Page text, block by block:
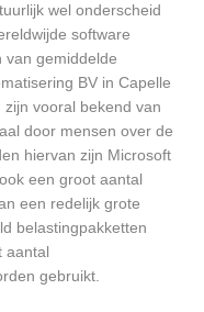
wel onderscheid
software
van gemiddelde
BV in Capelle
vooral bekend van
door mensen over de
hiervan zijn Microsoft
een groot aantal
een redelijk grote
belastingpakketten
aantal
gebruikt.